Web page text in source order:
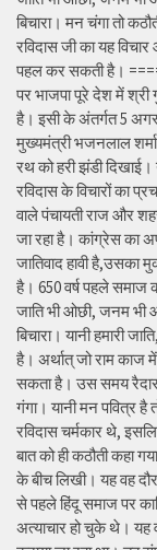
बिचारा। मन चंगा तो
रविदास जी का यह
पहल कर सकती है।
पर भाजपा पूरे देश में श्री
है। इसी के अंतर्गत 5
मुख्यमंत्री भजनलाल
रथ को हरी झंडी
रविदास के विचारों का
वाले पंचायती राज और
जा रहा है। कांग्रेस का
जातिवाद हावी है,उसका
है। 650 वर्ष पहले समाज
जाति भी ओछी, जनम भी
बिचारा। यानी हमारी
है। अर्थात् जो राम
सकता है। उस समय
गंगा। यानी मन पवित्र है
रविदास चर्मकार थे,
बात को ही कठौती कहा
के बीच लिखी। यह वह
से पहले हिंदू समाज पर
अत्याचार हो चुके थे। यह